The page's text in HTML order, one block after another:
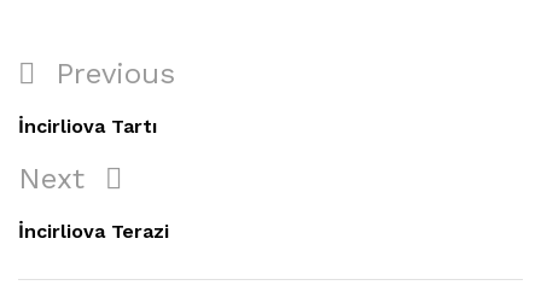
Yazı
gezinmesi
Previous
Post
Previous
İncirliova Tartı
Next
Post
Next
İncirliova Terazi